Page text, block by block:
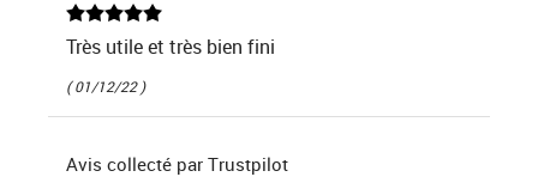
Très utile et très bien fini
( 01/12/22 )
Avis collecté par Trustpilot